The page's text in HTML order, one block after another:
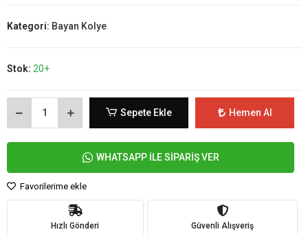
Kategori: Bayan Kolye
Stok: 20+
Sepete Ekle Hemen Al
WHATSAPP İLE SİPARİŞ VER
Favorilerime ekle
Hızlı Gönderi Güvenli Alışveriş